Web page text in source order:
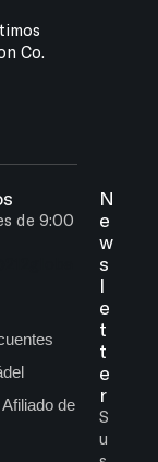
Co.
de 9:00
de
N
e
w
s
l
e
t
t
e
r
S
u